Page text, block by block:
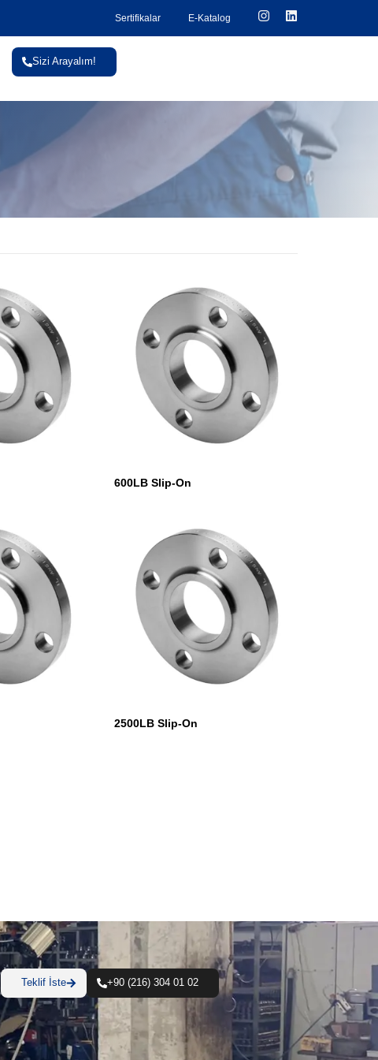
Sertifikalar E-Katalog
Sizi Arayalım!
600LB Slip-On
2500LB Slip-On
Teklif İste +90 (216) 304 01 02